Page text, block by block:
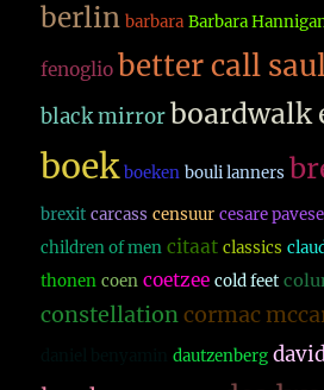
berlin barbara Barbara
fenoglio better call
black mirror boardwalk
boek boeken bouli lanners
brexit carcass censuur cesare pavese
children of men citaat classics
thonen coen coetzee cold feet
constellationcormac
dautzenberg